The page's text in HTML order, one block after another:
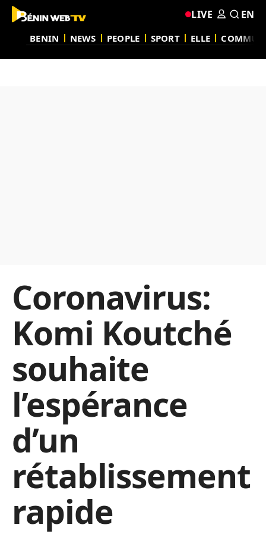
BENIN NEWS PEOPLE SPORT ELLE
LIVE EN
Coronavirus:
Komi Koutché
souhaite
l’espérance
d’un
rétablissement
rapide